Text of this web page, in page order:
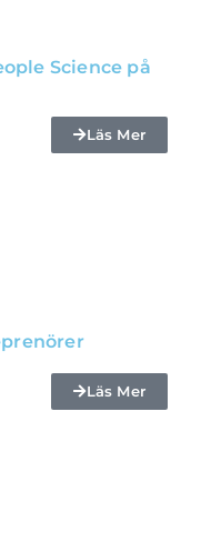
Science på
Läs Mer
Läs Mer